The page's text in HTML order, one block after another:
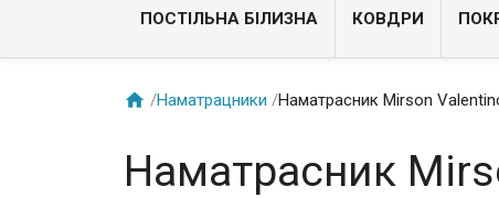
ПОСТІЛЬНА БІЛИЗНА КОВДРИ
 /Наматрацники /Наматрасник Mirson
Наматрасник